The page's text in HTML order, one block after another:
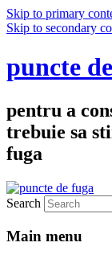
Skip to primary
Skip to secondary
puncte
pentru a
trebuie sa
fuga
Search
Main menu